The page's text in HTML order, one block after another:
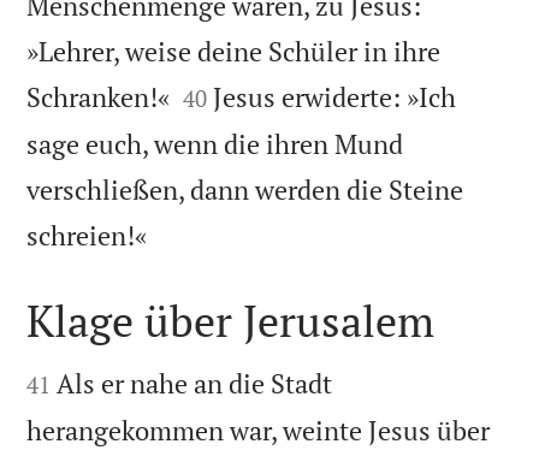
»Lehrer, weise deine Schüler in ihre
Schranken!« 

40 Jesus erwiderte: »Ich
sage euch, wenn die ihren Mund
verschließen, dann werden die Steine
schreien!«

Klage über Jerusalem

41 Als er nahe an die Stadt
herangekommen war, weinte Jesus über